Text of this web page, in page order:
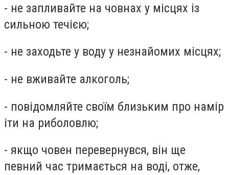
- не запливайте на човнах у місцях із
сильною течією;
- не заходьте у воду у незнайомих місцях;
- не вживайте алкоголь;
- повідомляйте своїм близьким про намір
іти на риболовлю;
- якщо човен перевернувся, він ще
певний час тримається на воді, отже,